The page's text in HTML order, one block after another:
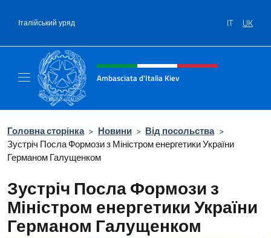
Італійський уряд IT UK
Intestazione sito, social e menù
Ambasciata d'Italia Kiev
Головна сторінка > Новини > Від посольства >
Зустріч Посла Формози з Міністром енергетики України
Германом Галущенком
Зустріч Посла Формози з
Міністром енергетики України
Германом Галущенком